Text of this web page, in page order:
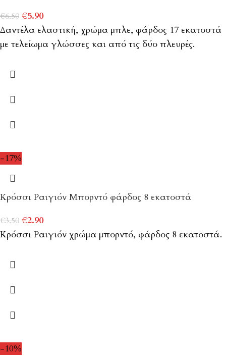
€6.50 €5.90
Δαντέλα ελαστική, χρώμα μπλε, φάρδος 17 εκατοστά
με τελείωμα γλώσσες και από τις δύο πλευρές.
-17%
Κρόσσι Ραιγιόν Μπορντό φάρδος 8 εκατοστά
€3.50 €2.90
Κρόσσι Ραιγιόν χρώμα μπορντό, φάρδος 8 εκατοστά.
-10%